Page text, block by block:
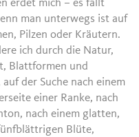
erdet mich – es fällt
man unterwegs ist auf
Pilzen oder Kräutern.
ich durch die Natur,
Blattformen und
der Suche nach einem
einer Ranke, nach
nach einem glatten,
Blüte,